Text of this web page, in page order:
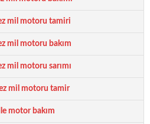
mil motoru tamiri
mil motoru bakım
mil motoru sarımı
mil motoru tamir
motor bakım